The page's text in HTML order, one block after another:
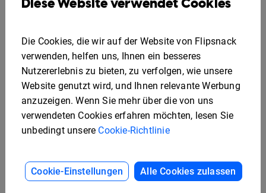
interaktiven
Projektstatusbericht
Beispiel für eine
Die Cookies, die wir auf der Website von Flipsnack
verwenden, helfen uns, Ihnen ein besseres
Nutzererlebnis zu bieten, zu verfolgen, wie unsere
Website genutzt wird, und Ihnen relevante Werbung
anzuzeigen. Wenn Sie mehr über die von uns
verwendeten Cookies erfahren möchten, lesen Sie
unbedingt unsere Cookie-Richtlinie
Cookie-Einstellungen Alle Cookies zulassen